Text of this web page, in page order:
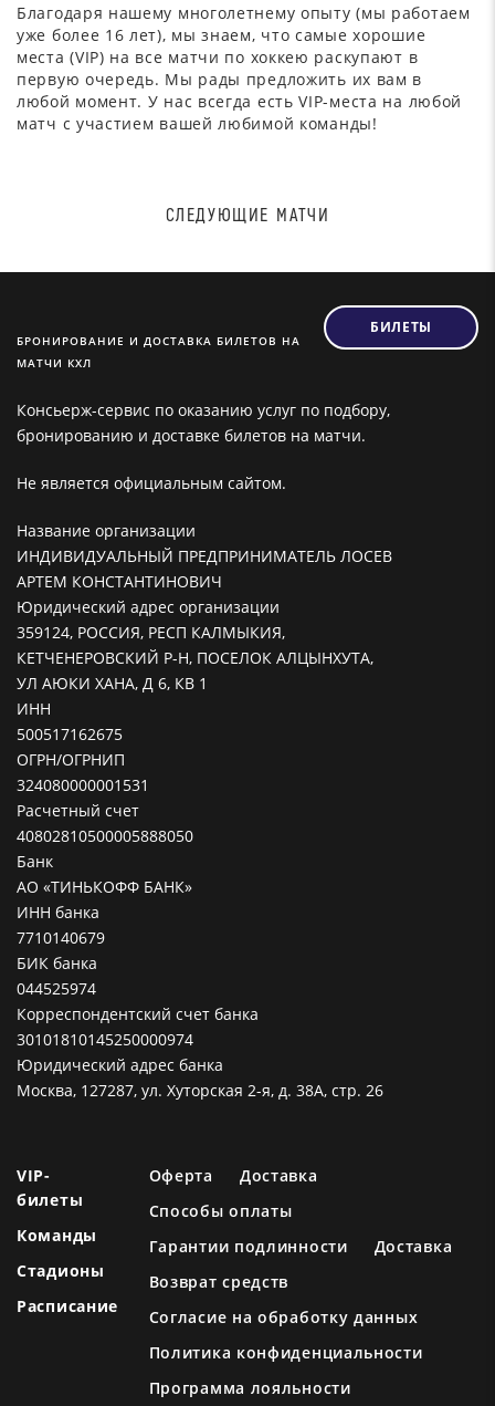
Благодаря нашему многолетнему опыту (мы работаем
уже более 16 лет), мы знаем, что самые хорошие
места (VIP) на все матчи по хоккею раскупают в
первую очередь. Мы рады предложить их вам в
любой момент. У нас всегда есть VIP-места на любой
матч с участием вашей любимой команды!
СЛЕДУЮЩИЕ МАТЧИ
БРОНИРОВАНИЕ И ДОСТАВКА БИЛЕТОВ НА
МАТЧИ КХЛ
БИЛЕТЫ
Консьерж-сервис по оказанию услуг по подбору,
бронированию и доставке билетов на матчи.
Не является официальным сайтом.
Название организации
ИНДИВИДУАЛЬНЫЙ ПРЕДПРИНИМАТЕЛЬ ЛОСЕВ
АРТЕМ КОНСТАНТИНОВИЧ
Юридический адрес организации
359124, РОССИЯ, РЕСП КАЛМЫКИЯ,
КЕТЧЕНЕРОВСКИЙ Р-Н, ПОСЕЛОК АЛЦЫНХУТА,
УЛ АЮКИ ХАНА, Д 6, КВ 1
ИНН
500517162675
ОГРН/ОГРНИП
324080000001531
Расчетный счет
40802810500005888050
Банк
АО «ТИНЬКОФФ БАНК»
ИНН банка
7710140679
БИК банка
044525974
Корреспондентский счет банка
30101810145250000974
Юридический адрес банка
Москва, 127287, ул. Хуторская 2-я, д. 38А, стр. 26
VIP-
билеты
Команды
Стадионы
Расписание
Оферта
Доставка
Способы оплаты
Гарантии подлинности
Доставка
Возврат средств
Согласие на обработку данных
Политика конфиденциальности
Программа лояльности